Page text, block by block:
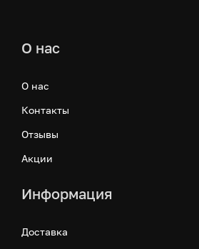
О нас
О нас
Контакты
Отзывы
Акции
Информация
Доставка